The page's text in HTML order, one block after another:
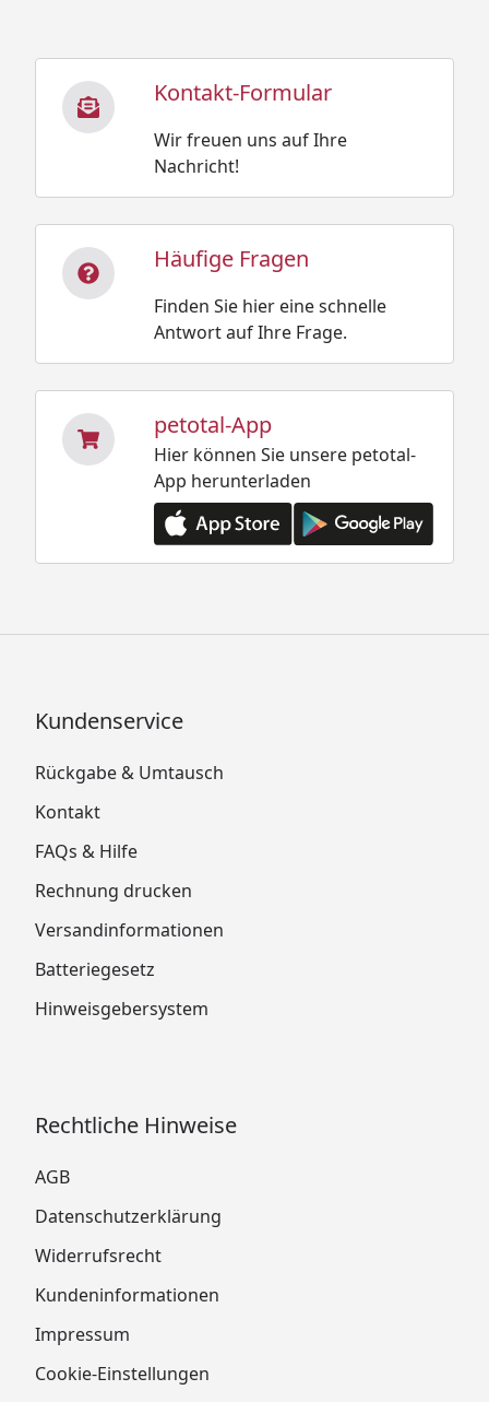
Kontakt-Formular
Wir freuen uns auf Ihre
Nachricht!
Häufige Fragen
Finden Sie hier eine schnelle
Antwort auf Ihre Frage.
petotal-App
Hier können Sie unsere petotal-
App herunterladen
Kundenservice
Rückgabe & Umtausch
Kontakt
FAQs & Hilfe
Rechnung drucken
Versandinformationen
Batteriegesetz
Hinweisgebersystem
Rechtliche Hinweise
AGB
Datenschutzerklärung
Widerrufsrecht
Kundeninformationen
Impressum
Cookie-Einstellungen